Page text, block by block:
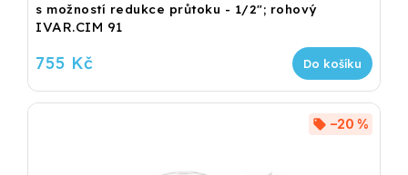
s možností redukce průtoku - 1/2"; rohový
IVAR.CIM 91
755 Kč Do košíku
–20 %